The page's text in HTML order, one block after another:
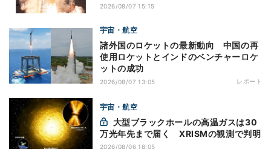
2026/08/07 15:15
宇宙・航空
諸外国のロケットの最新動向 中国の再
使用ロケットとインドのベンチャーロケ
ットの成功
2026/08/07 13:05 レポート
宇宙・航空
万光年先まで届く XRISMの観測で判明
2026/08/06 18:05